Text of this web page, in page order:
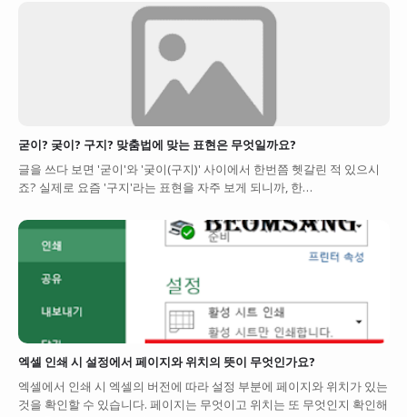
굳이? 궂이? 구지? 맞춤법에 맞는 표현은 무엇일까요?
글을 쓰다 보면 '굳이'와 '궂이(구지)' 사이에서 한번쯤 헷갈린 적 있으시
죠? 실제로 요즘 '구지'라는 표현을 자주 보게 되니까, 한…
엑셀 인쇄 시 설정에서 페이지와 위치의 뜻이 무엇인가요?
엑셀에서 인쇄 시 엑셀의 버전에 따라 설정 부분에 페이지와 위치가 있는
것을 확인할 수 있습니다. 페이지는 무엇이고 위치는 또 무엇인지 확인해